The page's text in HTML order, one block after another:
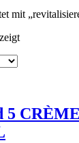
mit
5